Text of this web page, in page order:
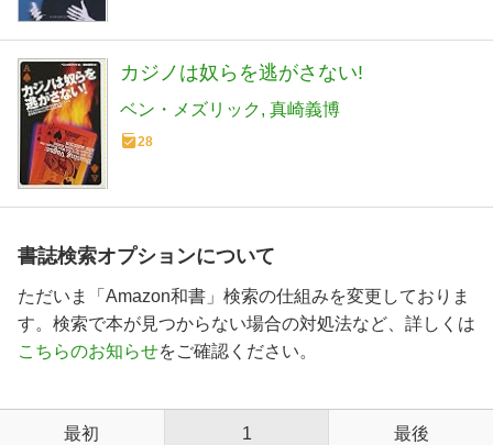
カジノは奴らを逃がさない!
ベン・メズリック 真崎義博
28
書誌検索オプションについて
ただいま「Amazon和書」検索の仕組みを変更しておりま
す。検索で本が見つからない場合の対処法など、詳しくは
こちらのお知らせをご確認ください。
最初 1 最後